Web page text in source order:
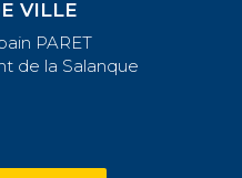
VILLE
PARET
de la Salanque